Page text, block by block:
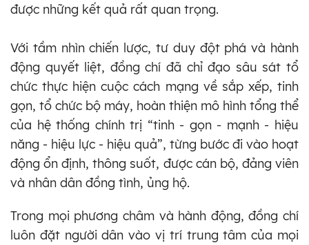
được những kết quả rất quan trọng.
Với tầm nhìn chiến lược, tư duy đột phá và hành
động quyết liệt, đồng chí đã chỉ đạo sâu sát tổ
chức thực hiện cuộc cách mạng về sắp xếp, tinh
gọn, tổ chức bộ máy, hoàn thiện mô hình tổng thể
của hệ thống chính trị “tinh - gọn - mạnh - hiệu
năng - hiệu lực - hiệu quả”, từng bước đi vào hoạt
động ổn định, thông suốt, được cán bộ, đảng viên
và nhân dân đồng tình, ủng hộ.
Trong mọi phương châm và hành động, đồng chí
luôn đặt người dân vào vị trí trung tâm của mọi